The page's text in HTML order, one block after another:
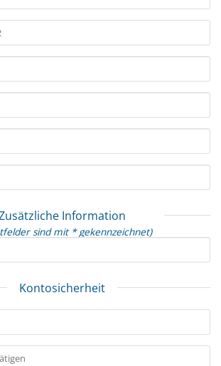
Information
sind mit * gekennzeichnet)
Kontosicherheit